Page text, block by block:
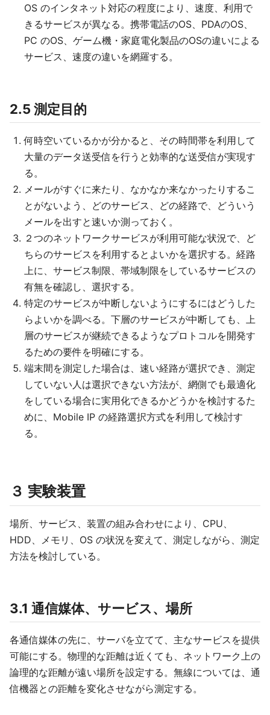
OS のインタネット対応の程度により、速度、利用で
きるサービスが異なる。携帯電話のOS、PDAのOS、
PC のOS、ゲーム機・家庭電化製品のOSの違いによる
サービス、速度の違いを網羅する。
2.5 測定目的
何時空いているかが分かると、その時間帯を利用して
大量のデータ送受信を行うと効率的な送受信が実現す
る。
メールがすぐに来たり、なかなか来なかったりするこ
とがないよう、どのサービス、どの経路で、どういう
メールを出すと速いか測っておく。
２つのネットワークサービスが利用可能な状況で、ど
ちらのサービスを利用するとよいかを選択する。経路
上に、サービス制限、帯域制限をしているサービスの
有無を確認し、選択する。
特定のサービスが中断しないようにするにはどうした
らよいかを調べる。下層のサービスが中断しても、上
層のサービスが継続できるようなプロトコルを開発す
るための要件を明確にする。
端末間を測定した場合は、速い経路が選択でき、測定
していない人は選択できない方法が、網側でも最適化
をしている場合に実用化できるかどうかを検討するた
めに、Mobile IP の経路選択方式を利用して検討す
る。
３ 実験装置
場所、サービス、装置の組み合わせにより、CPU、
HDD、メモリ、OS の状況を変えて、測定しながら、測定
方法を検討している。
3.1 通信媒体、サービス、場所
各通信媒体の先に、サーバを立てて、主なサービスを提供
可能にする。物理的な距離は近くても、ネットワーク上の
論理的な距離が遠い場所を設定する。無線については、通
信機器との距離を変化させながら測定する。